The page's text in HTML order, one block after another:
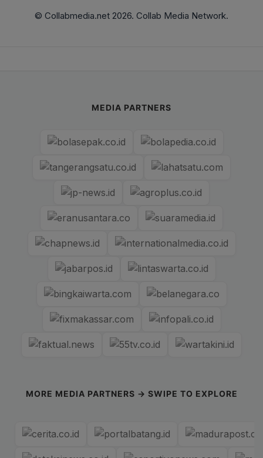
© Collabmedia.net 2026. Collab Media Network.
MEDIA PARTNERS
MORE MEDIA PARTNERS → SWIPE TO EXPLORE